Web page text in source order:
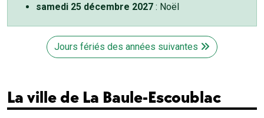
samedi 25 décembre 2027 : Noël
Jours fériés des années suivantes
La ville de La Baule-Escoublac